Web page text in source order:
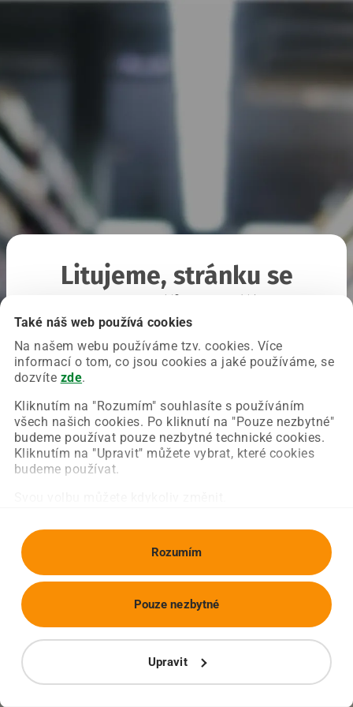
Také náš web používá cookies
Na našem webu používáme tzv. cookies. Více
informací o tom, co jsou cookies a jaké používáme, se
dozvíte zde.
Kliknutím na "Rozumím" souhlasíte s používáním
všech našich cookies. Po kliknutí na "Pouze nezbytné"
budeme používat pouze nezbytné technické cookies.
Kliknutím na "Upravit" můžete vybrat, které cookies
budeme používat.
Rozumím
Upravit
Pouze nezbytné
Litujeme, stránku se
Chyba nastala na naší straně a už ji opravujeme.
Zkuste prosím znovu načíst požadovanou stránku.
Obnovit stránku Úvodní strana